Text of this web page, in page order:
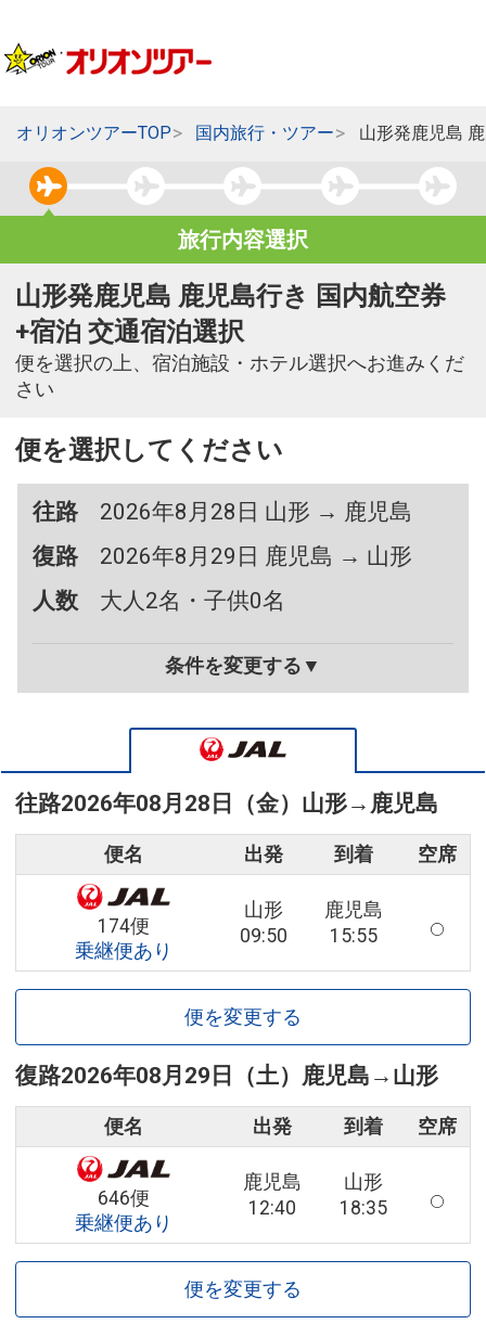
オリオンツアーTOP 国内旅行・ツアー 山形発鹿児島
旅行内容選択
山形発鹿児島 鹿児島行き 国内航空券
+宿泊 交通宿泊選択
便を選択の上、宿泊施設・ホテル選択へお進みくだ
さい
便を選択してください
往路
2026年8月28日 山形 → 鹿児島
復路
2026年8月29日 鹿児島 → 山形
人数
大人2名・子供0名
条件を変更する▼
往路2026年08月28日（金） 山形→ 鹿児島
便名 出発 到着 空席
174便
乗継便あり
山形
09:50
鹿児島
15:55
便を変更する
復路2026年08月29日（土） 鹿児島 → 山形
便名 出発 到着 空席
646便
乗継便あり
鹿児島
12:40
山形
18:35
便を変更する